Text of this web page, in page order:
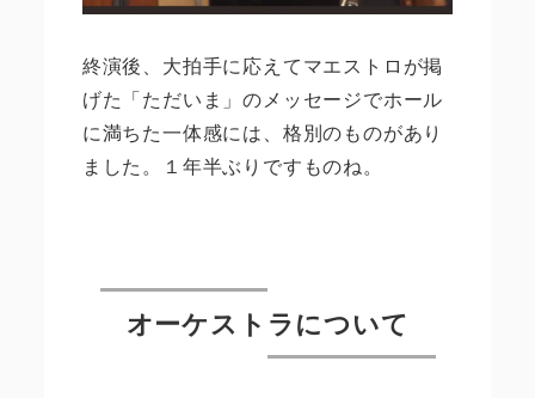
終演後、大拍手に応えてマエストロが掲
げた「ただいま」のメッセージでホール
に満ちた一体感には、格別のものがあり
ました。１年半ぶりですものね。
オーケストラについて